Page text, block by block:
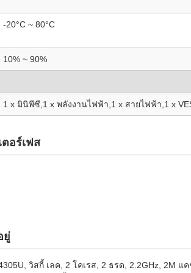
-20°C ~ 80°C
10% ~ 90%
1 x มินิพีซี,1 x พลังงานไฟฟ้า,1 x สายไฟฟ้า,1 x
อร์เฟส